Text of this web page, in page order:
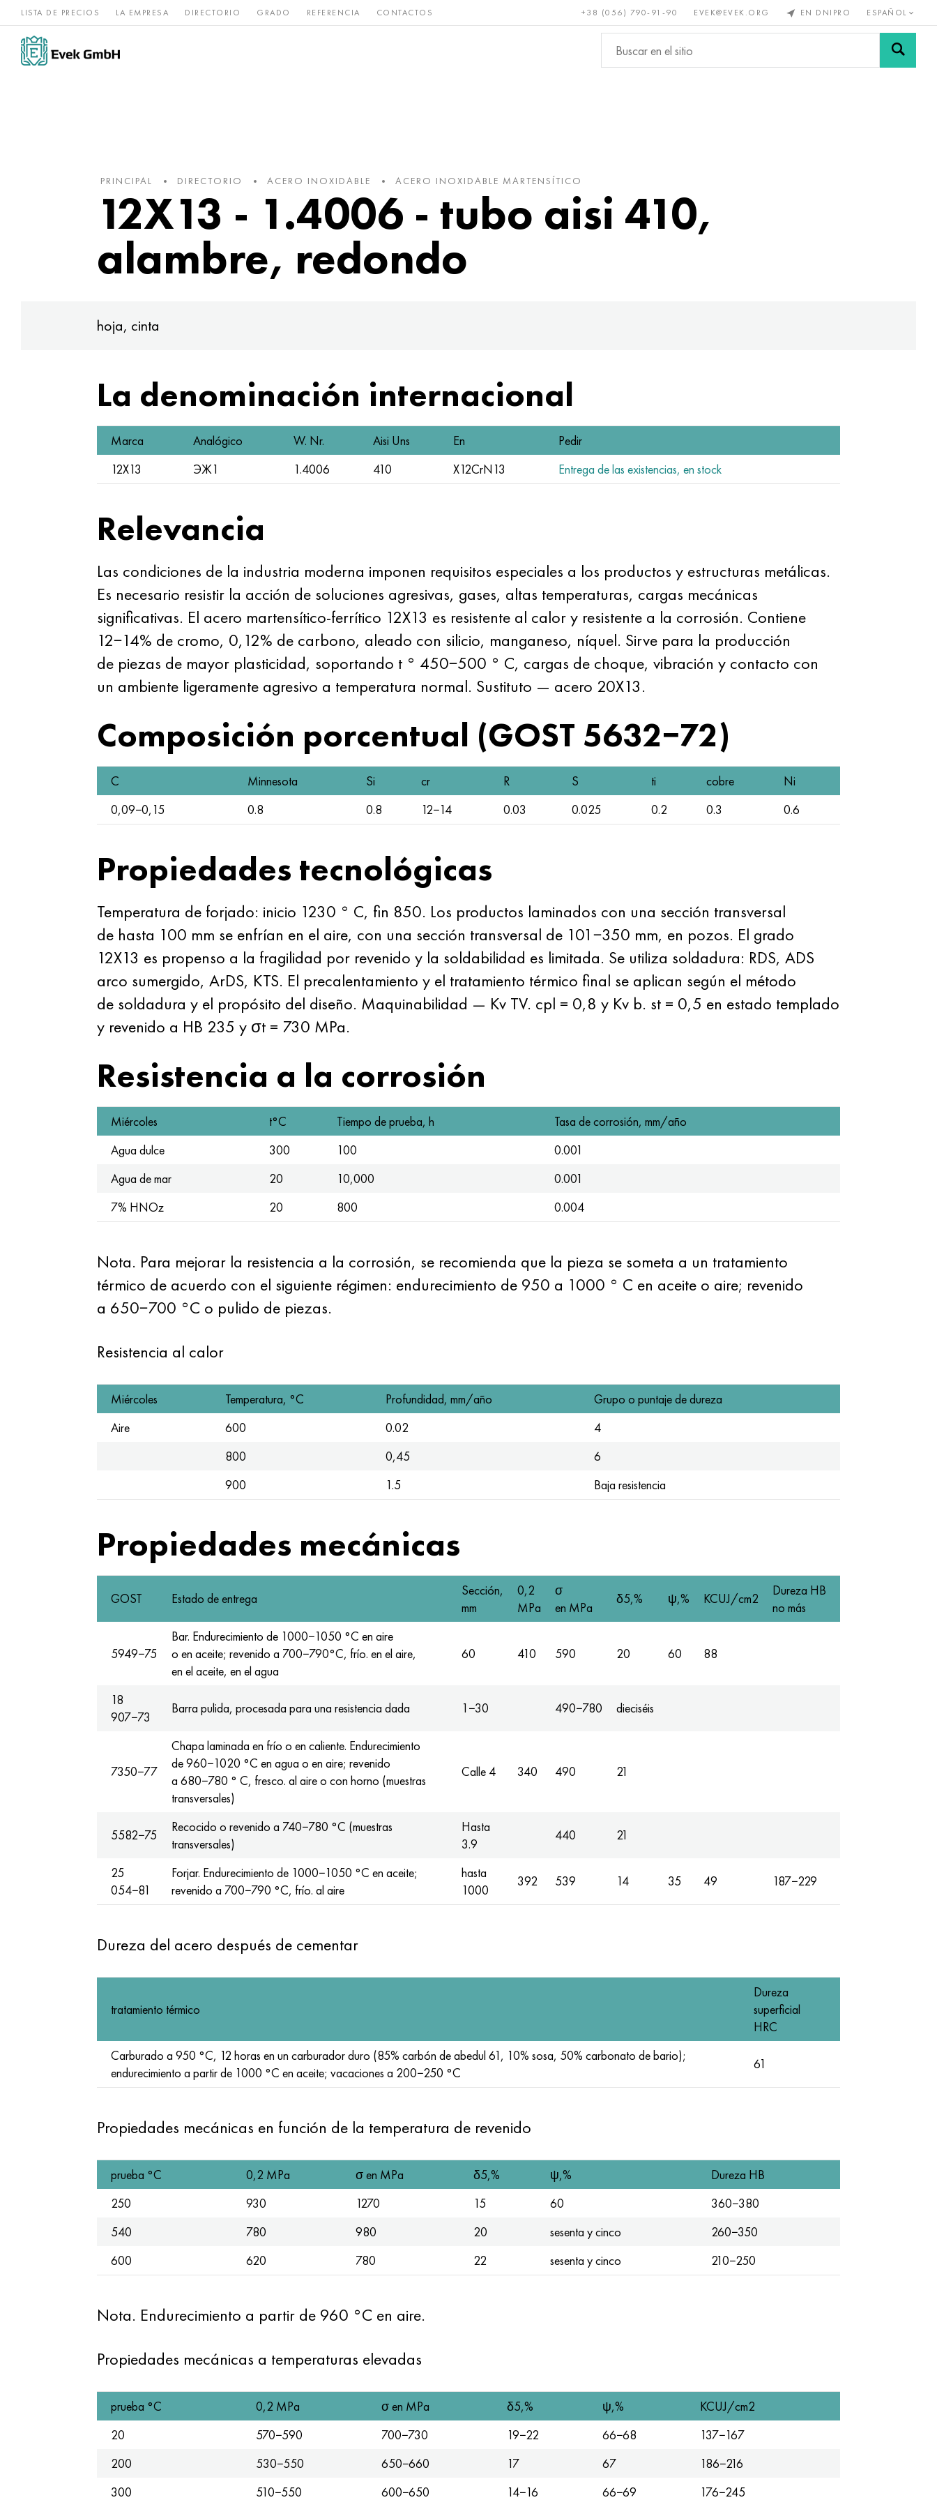
LISTA DE PRECIOS LA EMPRESA DIRECTORIO GRADO REFERENCIA CONTACTOS +38 (056) 790-91-90 EVEK@EVEK.ORG EN DNIPRO ESPAÑOL
Aleaciones de
níquel
acero Raro y Bronce, cobre, Metales no
ferrosos
Aleación de Mallas y
PRINCIPAL DIRECTORIO ACERO INOXIDABLE ACERO INOXIDABLE MARTENSÍTICO
12X13 - 1.4006 - tubo aisi 410,
alambre, redondo
hoja, cinta
La denominación internacional
Marca Analógico W. Nr. Aisi Uns En
Pedir
12Х13
ЭЖ1 1.4006 410 X12CrN13 Entrega de las existencias, en stock
Relevancia
Las condiciones de la industria moderna imponen requisitos especiales a los productos y estructuras metálicas.
Es necesario resistir la acción de soluciones agresivas, gases, altas temperaturas, cargas mecánicas
significativas. El acero martensítico-ferrítico 12X13 es resistente al calor y resistente a la corrosión. Contiene
12−14% de cromo, 0,12% de carbono, aleado con silicio, manganeso, níquel. Sirve para la producción
de piezas de mayor plasticidad, soportando t ° 450−500 ° C, cargas de choque, vibración y contacto con
un ambiente ligeramente agresivo a temperatura normal. Sustituto — acero 20X13.
Composición porcentual (GOST 5632−72)
C Minnesota Si cr R S ti cobre
Ni
0,09−0,15
0.8 0.8 12−14 0.03 0.025 0.2 0.3 0.6
Propiedades tecnológicas
Temperatura de forjado: inicio 1230 ° C, fin 850. Los productos laminados con una sección transversal
de hasta 100 mm se enfrían en el aire, con una sección transversal de 101−350 mm, en pozos. El grado
12X13 es propenso a la fragilidad por revenido y la soldabilidad es limitada. Se utiliza soldadura: RDS, ADS
arco sumergido, ArDS, KTS. El precalentamiento y el tratamiento térmico final se aplican según el método
de soldadura y el propósito del diseño. Maquinabilidad — Kv TV. cpl = 0,8 y Kv b. st = 0,5 en estado templado
y revenido a HB 235 y σt = 730 MPa.
Resistencia a la corrosión
Miércoles t°С Tiempo de prueba, h
Tasa de corrosión, mm/año
Agua dulce
300 100
0.001
Agua de mar
20 10,000
0.001
7% HNOz
20 800 0.004
Nota. Para mejorar la resistencia a la corrosión, se recomienda que la pieza se someta a un tratamiento
térmico de acuerdo con el siguiente régimen: endurecimiento de 950 a 1000 ° C en aceite o aire; revenido
a 650−700 °C o pulido de piezas.
Resistencia al calor
Miércoles Temperatura, °C Profundidad, mm/año
Grupo o puntaje de dureza
Aire
600 0.02
4
800
0,45
6
900
1.5 Baja resistencia
Propiedades mecánicas
GOST Estado de entrega
Sección,
mm
0,2
MPa
σ
en MPa
δ5,% ψ,% KCUJ/cm2
Dureza HB
no más
5949−75
Bar. Endurecimiento de 1000−1050 °C en aire
o en aceite; revenido a 700−790°C, frío. en el aire,
en el aceite, en el agua
60 410 590 20 60 88
18
907−73
Barra pulida, procesada para una resistencia dada 1−30 490−780 dieciséis
7350−77
Chapa laminada en frío o en caliente. Endurecimiento
de 960−1020 °С en agua o en aire; revenido
a 680−780 ° C, fresco. al aire o con horno (muestras
transversales)
Calle 4 340 490 21
5582−75
Recocido o revenido a 740−780 °C (muestras
transversales)
Hasta
3.9
440 21
25
054−81
Forjar. Endurecimiento de 1000−1050 °C en aceite;
revenido a 700−790 °C, frío. al aire
hasta
1000
392 539 14 35 49 187−229
Dureza del acero después de cementar
tratamiento térmico
Dureza
superficial
HRC
Carburado a 950 °C, 12 horas en un carburador duro (85% carbón de abedul 61, 10% sosa, 50% carbonato de bario);
endurecimiento a partir de 1000 °C en aceite; vacaciones a 200−250 °С
61
Propiedades mecánicas en función de la temperatura de revenido
prueba °С 0,2 MPa σ en MPa δ5,% ψ,%
Dureza HB
250
930 1270 15 60
360−380
540
780 980 20 sesenta y cinco
260−350
600
620 780 22 sesenta y cinco 210−250
Nota. Endurecimiento a partir de 960 °C en aire.
Propiedades mecánicas a temperaturas elevadas
prueba °С 0,2 MPa σ en MPa δ5,% ψ,%
KCUJ/cm2
20
570−590 700−730 19−22 66−68
137−167
200
530−550 650−660 17 67
186−216
300
510−550 600−650 14−16 66−69 176−245